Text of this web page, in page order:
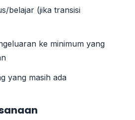
belajar (jika transisi
ke minimum yang
yang masih ada